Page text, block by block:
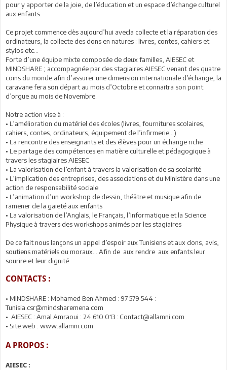
pour y apporter de la joie, de l’éducation et un espace d’échange culturel
aux enfants.
Ce projet commence dès aujourd’hui avecla collecte et la réparation des
ordinateurs, la collecte des dons en natures : livres, contes, cahiers et
stylos etc…
Forte d’une équipe mixte composée de deux familles, AIESEC et
MINDSHARE ; accompagnée par des stagiaires AIESEC venant des quatre
coins du monde afin d’assurer une dimension internationale d’échange, la
caravane fera son départ au mois d’Octobre et connaitra son point
d’orgue au mois de Novembre.
Notre action vise à :
• L’amélioration du matériel des écoles (livres, fournitures scolaires,
cahiers, contes, ordinateurs, équipement de l’infirmerie…)
• La rencontre des enseignants et des élèves pour un échange riche
• Le partage des compétences en matière culturelle et pédagogique à
travers les stagiaires AIESEC
• La valorisation de l’enfant à travers la valorisation de sa scolarité
• L’implication des entreprises, des associations et du Ministère dans une
action de responsabilité sociale
• L’animation d’un workshop de dessin, théâtre et musique afin de
ramener de la gaieté aux enfants
• La valorisation de l’Anglais, le Français, l’Informatique et la Science
Physique à travers des workshops animés par les stagiaires
De ce fait nous lançons un appel d’espoir aux Tunisiens et aux dons, avis,
soutiens matériels ou moraux… Afin de aux rendre aux enfants leur
sourire et leur dignité.
CONTACTS :
• MINDSHARE : Mohamed Ben Ahmed : 97 579 544 :
Tunisia.csr@mindsharemena.com
• AIESEC : Amal Amraoui : 24 610 013 : Contact@allamni.com
• Site web : www.allamni.com
A PROPOS :
AIESEC :